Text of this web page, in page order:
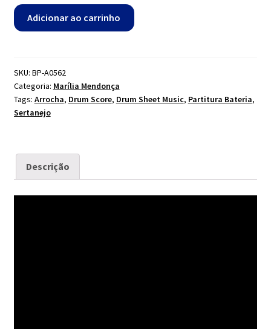
Mapa do site
Sentimento
Louco
Mendonça
quantidade
Adicionar ao carrinho
SKU: BP-A0562
Categoria: Marília Mendonça
Tags: Arrocha, Drum Score, Drum Sheet Music, Partitura Bateria,
Sertanejo
Descrição